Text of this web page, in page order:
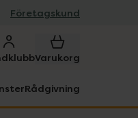
Företagskund
Varukorg
Rådgivning